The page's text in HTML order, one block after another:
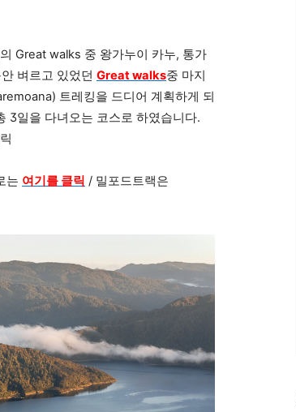
Great walks 중 왕가누이 카누, 통가
벼르고 있었던 Great walks중 마지
트레킹을 드디어 계획하게 되
3일을 다녀오는 코스로 하였습니다.
는 여기를 클릭 / 밀포드트랙은